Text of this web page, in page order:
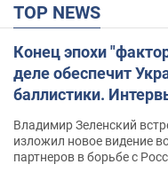
TOP NEWS
Конец эпохи
деле обеспечит
баллистики.
Владимир Зеленский
изложил новое видение
партнеров в борьбе с